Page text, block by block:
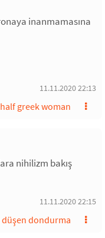
inanmamasına
11.11.2020 22:13
half greek woman
nihilizm bakış
11.11.2020 22:15
düşen dondurma